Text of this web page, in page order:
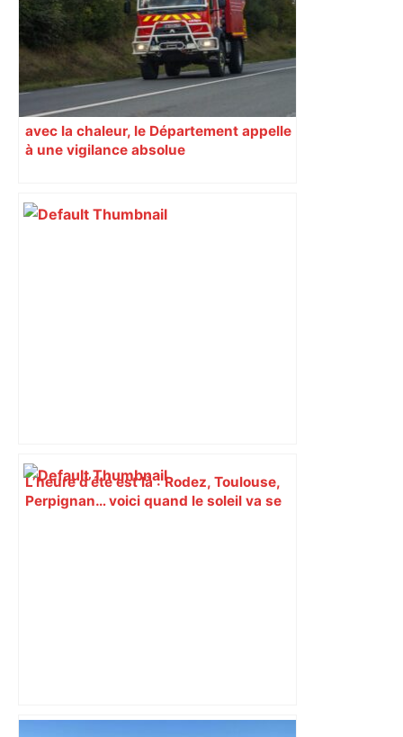
avec la chaleur, le Département appelle
à une vigilance absolue
L’heure d’été est là : Rodez, Toulouse,
Perpignan… voici quand le soleil va se